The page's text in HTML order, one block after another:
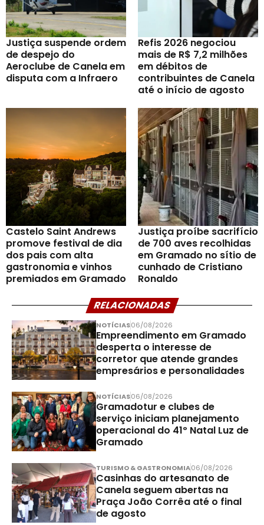
Justiça suspende ordem
de despejo do
Aeroclube de Canela em
disputa com a Infraero
Refis 2026 negociou
mais de R$ 7,2 milhões
em débitos de
contribuintes de Canela
até o início de agosto
Castelo Saint Andrews
promove festival de dia
dos pais com alta
gastronomia e vinhos
premiados em Gramado
Justiça proíbe sacrifício
de 700 aves recolhidas
em Gramado no sítio de
cunhado de Cristiano
Ronaldo
RELACIONADAS
NOTÍCIAS06/08/2026
Empreendimento em Gramado
desperta o interesse de
corretor que atende grandes
empresários e personalidades
NOTÍCIAS06/08/2026
Gramadotur e clubes de
serviço iniciam planejamento
operacional do 41º Natal Luz de
Gramado
TURISMO & GASTRONOMIA06/08/2026
Casinhas do artesanato de
Canela seguem abertas na
Praça João Corrêa até o final
de agosto